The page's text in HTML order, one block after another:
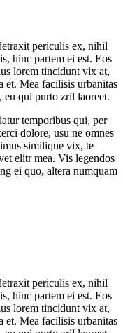
periculis ex, nihil
hinc partem ei est. Eos
lorem tincidunt vix at,
et. Mea facilisis urbanitas
eu qui purto zril laoreet.
temporibus qui, per
dolore, usu ne omnes
similique vix, te
elitr mea. Vis legendos
ei quo, altera numquam
periculis ex, nihil
hinc partem ei est. Eos
lorem tincidunt vix at,
et. Mea facilisis urbanitas